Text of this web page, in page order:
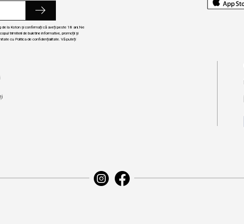
de la Koton și confirmați că aveți peste 18 ani.Ne
trimiterii de buletine informative, promoții și
cu Politica de confidențialitate. Vă puteți